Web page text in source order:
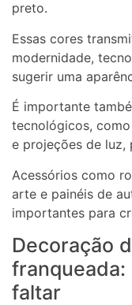
preto.
Essas cores
modernidade,
sugerir uma
É importante
tecnológicos,
e projeções de luz,
Acessórios como
arte e painéis de
importantes para
Decoração
franqueada:
faltar